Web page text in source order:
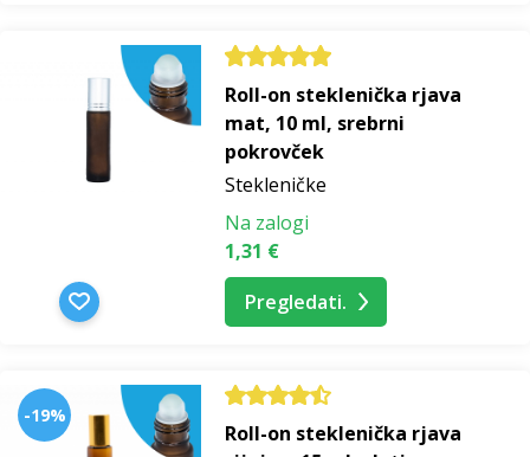
Roll-on steklenička rjava
mat, 10 ml, srebrni
pokrovček
Stekleničke
Na zalogi
1,31 €
Pregledati.
-19%
Roll-on steklenička rjava